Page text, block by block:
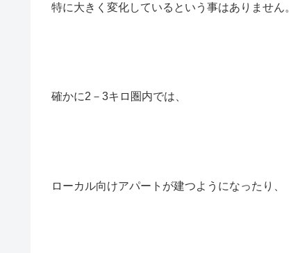
特に大きく変化しているという事はありません。
確かに2－3キロ圏内では、
ローカル向けアパートが建つようになったり、